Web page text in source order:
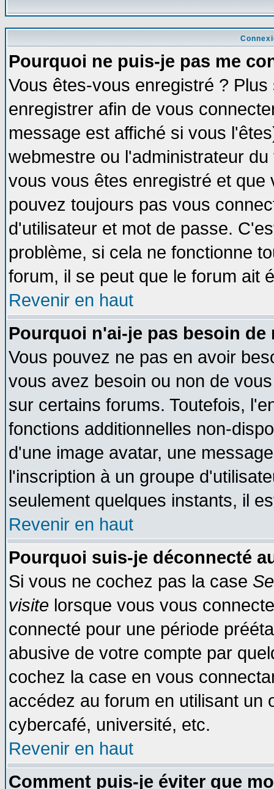
Pourquoi ne puis-je pas me
Vous êtes-vous enregistré ?
enregistrer afin de vous
message est affiché si vous
webmestre ou l'administrateur
vous vous êtes enregistré et
pouvez toujours pas vous
d'utilisateur et mot de passe.
problème, si cela ne fonctionne
forum, il se peut que le forum ait
Revenir en haut
Pourquoi n'ai-je pas besoin de
Vous pouvez ne pas en avoir
vous avez besoin ou non de
sur certains forums. Toutefois,
fonctions additionnelles non-
d'une image avatar, une
l'inscription à un groupe
seulement quelques instants, il
Revenir en haut
Pourquoi suis-je déconnecté
Si vous ne cochez pas la case
visite lorsque vous vous
connecté pour une période
abusive de votre compte par
cochez la case en vous
accédez au forum en utilisant un
cybercafé, université, etc.
Revenir en haut
Comment puis-je éviter que